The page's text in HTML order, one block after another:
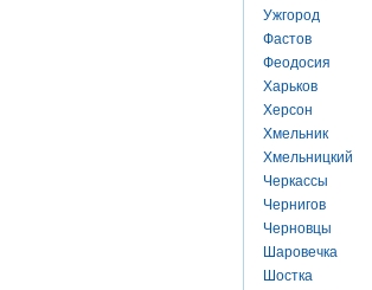
Ужгород
Фастов
Феодосия
Харьков
Херсон
Хмельник
Хмельницкий
Черкассы
Чернигов
Черновцы
Шаровечка
Шостка